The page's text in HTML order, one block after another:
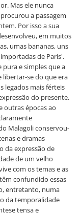
Mas ele nunca
a passagem
Por isso a sua
em muitos
umas bananas, uns
de Paris'.
e simples que a
libertar-se do que era
legados mais férteis
do presente.
outras épocas ao
Malagoli conservou-
e dramas
da expressão de
de um velho
com os temas e as
confundido essas
entretanto, numa
da temporalidade
tensa e